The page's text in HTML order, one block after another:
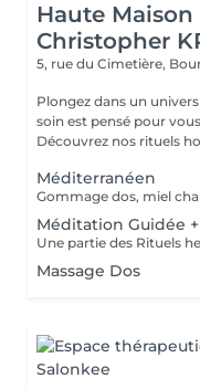
Haute
Christopher
5, rue du Cimetière,
Plongez dans un
soin est pensé pour
Découvrez nos rituels
Méditerranéen
Méditation Guidée
Massage Dos